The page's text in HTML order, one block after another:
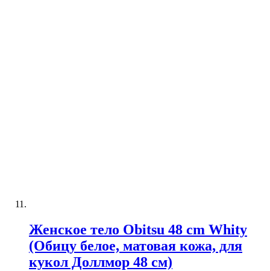
Женское тело Obitsu 48 cm Whity
(Обицу белое, матовая кожа, для
кукол Доллмор 48 см)